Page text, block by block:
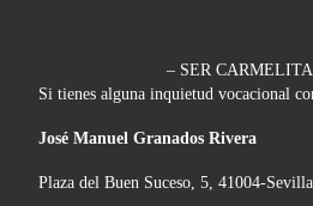
– SER
Si tienes alguna inquietud vocacional
José Manuel Granados Rivera
Plaza del Buen Suceso, 5, 41004-Sevilla.